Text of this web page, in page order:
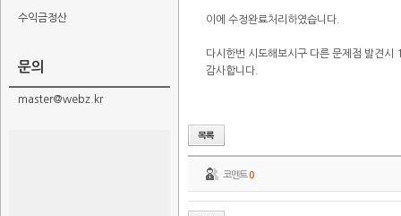
수익금정산
문의
master@webz.kr
이에 수정완료처리하였습니다.
다시한번 시도해보시구 다른 문제점 발견
감사합니다.
코멘트0